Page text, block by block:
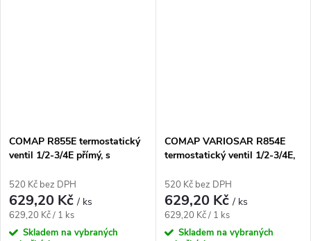
COMAP R855E termostatický
ventil 1/2-3/4E přímý, s
520 Kč bez DPH
629,20 Kč/ ks
Měrná
cena:
629,20 Kč / 1 ks
Skladem na vybraných
COMAP VARIOSAR R854E
termostatický ventil 1/2-3/4E,
Eurokonusem
520 Kč bez DPH
629,20 Kč/ ks
Měrná
cena:
629,20 Kč / 1 ks
Skladem na vybraných